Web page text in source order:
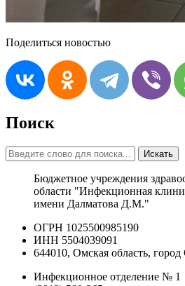
Поделиться новостью
Поиск
Искать
Бюджетное учреждения
области "Инфекционная
имени Далматова Д.М."
ОГРН 1025500985190
ИНН 5504039091
644010, Омская область,
Инфекционное отделение № 1